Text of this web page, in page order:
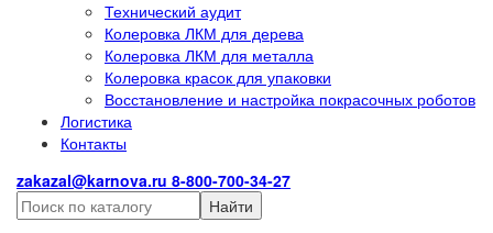
Технический аудит
Колеровка ЛКМ для дерева
Колеровка ЛКМ для металла
Колеровка красок для упаковки
Восстановление и настройка покрасочных роботов
Логистика
Контакты
zakazal@karnova.ru 8-800-700-34-27
Найти